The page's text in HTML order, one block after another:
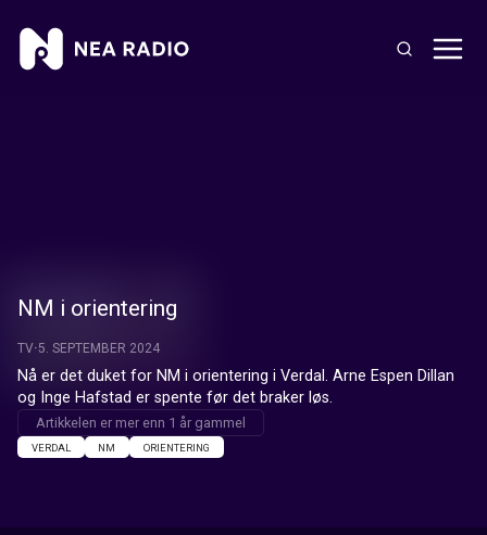
NM i orientering
TV 5. SEPTEMBER 2024
Nå er det duket for NM i orientering i Verdal. Arne Espen Dillan
og Inge Hafstad er spente før det braker løs.
Artikkelen er mer enn 1 år gammel
VERDAL NM ORIENTERING